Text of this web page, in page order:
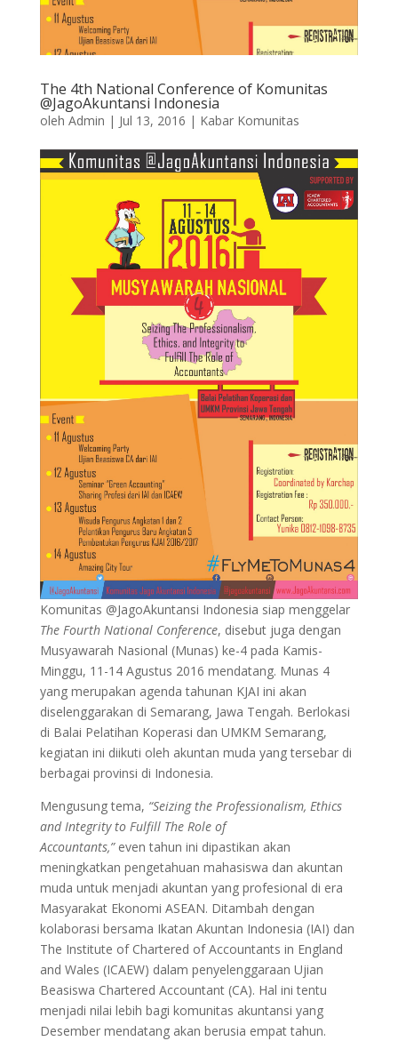
The 4th National Conference of Komunitas
@JagoAkuntansi Indonesia
oleh Admin | Jul 13, 2016 | Kabar Komunitas
Komunitas @JagoAkuntansi Indonesia siap menggelar
The Fourth National Conference, disebut juga dengan
Musyawarah Nasional (Munas) ke-4 pada Kamis-
Minggu, 11-14 Agustus 2016 mendatang. Munas 4
yang merupakan agenda tahunan KJAI ini akan
diselenggarakan di Semarang, Jawa Tengah. Berlokasi
di Balai Pelatihan Koperasi dan UMKM Semarang,
kegiatan ini diikuti oleh akuntan muda yang tersebar di
berbagai provinsi di Indonesia.
Mengusung tema, “Seizing the Professionalism, Ethics
and Integrity to Fulfill The Role of
Accountants,” even tahun ini dipastikan akan
meningkatkan pengetahuan mahasiswa dan akuntan
muda untuk menjadi akuntan yang profesional di era
Masyarakat Ekonomi ASEAN. Ditambah dengan
kolaborasi bersama Ikatan Akuntan Indonesia (IAI) dan
The Institute of Chartered of Accountants in England
and Wales (ICAEW) dalam penyelenggaraan Ujian
Beasiswa Chartered Accountant (CA). Hal ini tentu
menjadi nilai lebih bagi komunitas akuntansi yang
Desember mendatang akan berusia empat tahun.